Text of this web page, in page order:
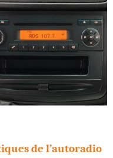
de l’autoradio